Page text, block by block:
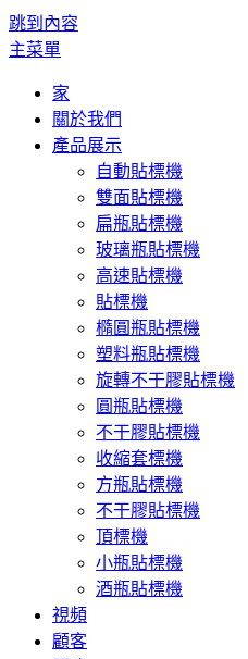
跳到內容
主菜單
家
關於我們
產品展示
自動貼標機
雙面貼標機
扁瓶貼標機
玻璃瓶貼標機
高速貼標機
貼標機
橢圓瓶貼標機
塑料瓶貼標機
旋轉不干膠貼標機
圓瓶貼標機
不干膠貼標機
收縮套標機
方瓶貼標機
不干膠貼標機
頂標機
小瓶貼標機
酒瓶貼標機
視頻
顧客